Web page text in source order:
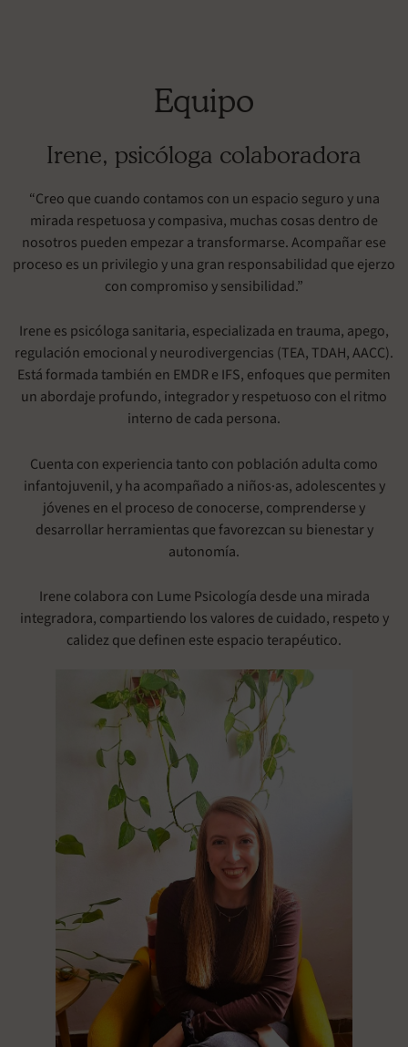
Equipo
Irene, psicóloga colaboradora
“Creo que cuando contamos con un espacio seguro y una
mirada respetuosa y compasiva, muchas cosas dentro de
nosotros pueden empezar a transformarse. Acompañar ese
proceso es un privilegio y una gran responsabilidad que ejerzo
con compromiso y sensibilidad.”
Irene es psicóloga sanitaria, especializada en trauma, apego,
regulación emocional y neurodivergencias (TEA, TDAH, AACC).
Está formada también en EMDR e IFS, enfoques que permiten
un abordaje profundo, integrador y respetuoso con el ritmo
interno de cada persona.
Cuenta con experiencia tanto con población adulta como
infantojuvenil, y ha acompañado a niños·as, adolescentes y
jóvenes en el proceso de conocerse, comprenderse y
desarrollar herramientas que favorezcan su bienestar y
autonomía.
Irene colabora con Lume Psicología desde una mirada
integradora, compartiendo los valores de cuidado, respeto y
calidez que definen este espacio terapéutico.